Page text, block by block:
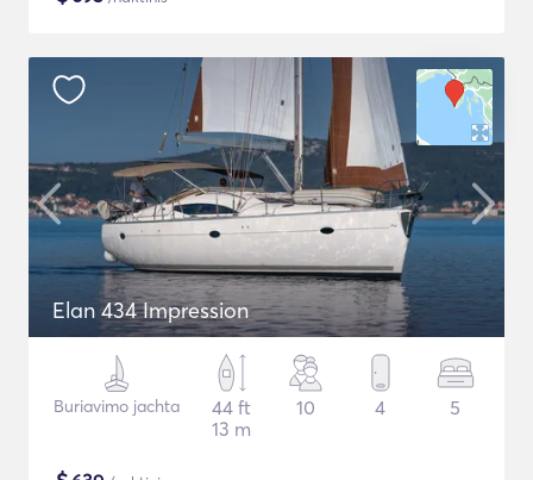
Elan 434 Impression
Buriavimo jachta
44 ft
13 m
10 4 5